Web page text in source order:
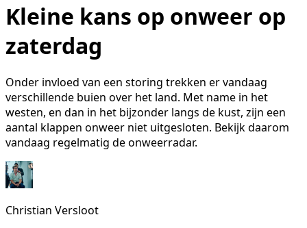
Kleine kans op onweer op
zaterdag
Onder invloed van een storing trekken er vandaag
verschillende buien over het land. Met name in het
westen, en dan in het bijzonder langs de kust, zijn een
aantal klappen onweer niet uitgesloten. Bekijk daarom
vandaag regelmatig de onweerradar.
Christian Versloot